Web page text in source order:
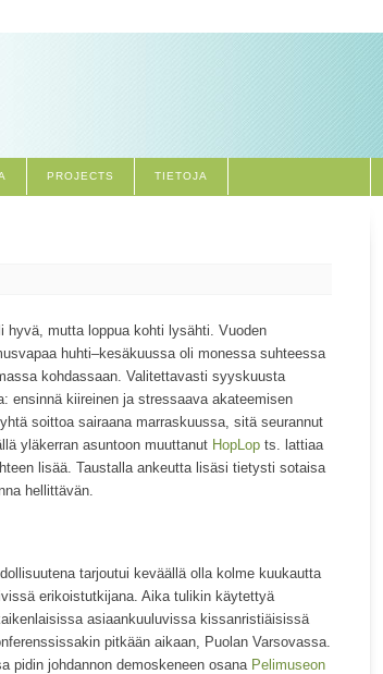
PROJECTS TIETOJA
hyvä, mutta loppua kohti lysähti. Vuoden
huhti–kesäkuussa oli monessa suhteessa
kohdassaan. Valitettavasti syyskuusta
ensinnä kiireinen ja stressaava akateemisen
soittoa sairaana marraskuussa, sitä seurannut
yläkerran asuntoon muuttanut HopLop ts. lattiaa
lisää. Taustalla ankeutta lisäsi tietysti sotaisa
hellittävän.
tarjoutui keväällä olla kolme kuukautta
erikoistutkijana. Aika tulikin käytettyä
asiaankuuluvissa kissanristiäisissä
pitkään aikaan, Puolan Varsovassa.
pidin johdannon demoskeneen osana Pelimuseon